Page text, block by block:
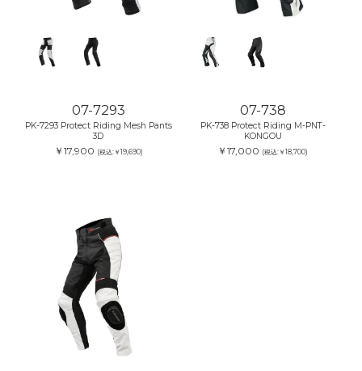
07-7293
PK-7293 Protect Riding Mesh Pants
3D
￥17,900 (税込:￥19,690)
07-738
PK-738 Protect Riding M-PNT-
KONGOU
￥17,000 (税込:￥18,700)